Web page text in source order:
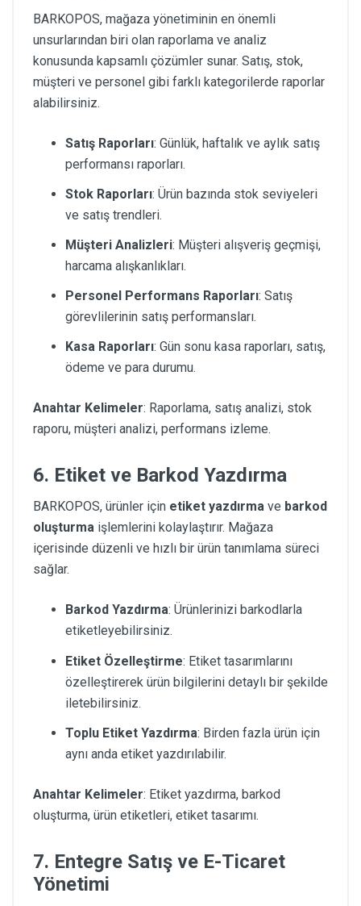
BARKOPOS, mağaza yönetiminin en önemli
unsurlarından biri olan raporlama ve analiz
konusunda kapsamlı çözümler sunar. Satış, stok,
müşteri ve personel gibi farklı kategorilerde raporlar
alabilirsiniz.
Satış Raporları: Günlük, haftalık ve aylık satış
performansı raporları.
Stok Raporları: Ürün bazında stok seviyeleri
ve satış trendleri.
Müşteri Analizleri: Müşteri alışveriş geçmişi,
harcama alışkanlıkları.
Personel Performans Raporları: Satış
görevlilerinin satış performansları.
Kasa Raporları: Gün sonu kasa raporları, satış,
ödeme ve para durumu.
Anahtar Kelimeler: Raporlama, satış analizi, stok
raporu, müşteri analizi, performans izleme.
6. Etiket ve Barkod Yazdırma
BARKOPOS, ürünler için etiket yazdırma ve barkod
oluşturma işlemlerini kolaylaştırır. Mağaza
içerisinde düzenli ve hızlı bir ürün tanımlama süreci
sağlar.
Barkod Yazdırma: Ürünlerinizi barkodlarla
etiketleyebilirsiniz.
Etiket Özelleştirme: Etiket tasarımlarını
özelleştirerek ürün bilgilerini detaylı bir şekilde
iletebilirsiniz.
Toplu Etiket Yazdırma: Birden fazla ürün için
aynı anda etiket yazdırılabilir.
Anahtar Kelimeler: Etiket yazdırma, barkod
oluşturma, ürün etiketleri, etiket tasarımı.
7. Entegre Satış ve E-Ticaret
Yönetimi